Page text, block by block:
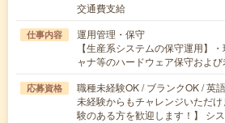
交通費支給
仕事内容
運用管理・保守
【生産系システムの保守運用】
ャナ等のハードウェア保守およ
応募資格
職種未経験OK / ブランクOK / 英
未経験からもチャレンジいただ
験のある方を歓迎します！】 シ